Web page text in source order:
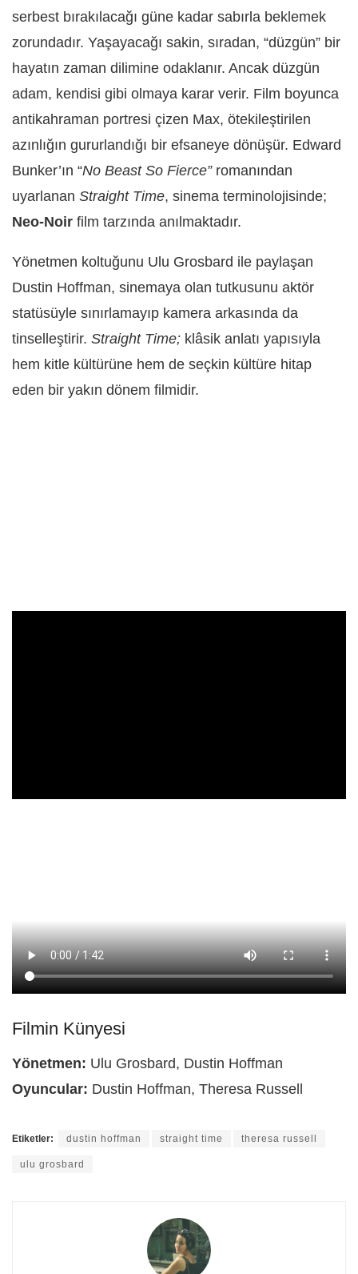
serbest bırakılacağı güne kadar sabırla beklemek
zorundadır. Yaşayacağı sakin, sıradan, “düzgün” bir
hayatın zaman dilimine odaklanır. Ancak düzgün
adam, kendisi gibi olmaya karar verir. Film boyunca
antikahraman portresi çizen Max, ötekileştirilen
azınlığın gururlandığı bir efsaneye dönüşür. Edward
Bunker’ın “No Beast So Fierce”romanından
uyarlanan Straight Time, sinema terminolojisinde;
Neo-Noir film tarzında anılmaktadır.
Yönetmen koltuğunu Ulu Grosbard ile paylaşan
Dustin Hoffman, sinemaya olan tutkusunu aktör
statüsüyle sınırlamayıp kamera arkasında da
tinselleştirir. Straight Time; klâsik anlatı yapısıyla
hem kitle kültürüne hem de seçkin kültüre hitap
eden bir yakın dönem filmidir.
Filmin Künyesi
Yönetmen: Ulu Grosbard, Dustin Hoffman
Oyuncular: Dustin Hoffman, Theresa Russell
Etiketler: dustin hoffman straight time theresa russell
ulu grosbard